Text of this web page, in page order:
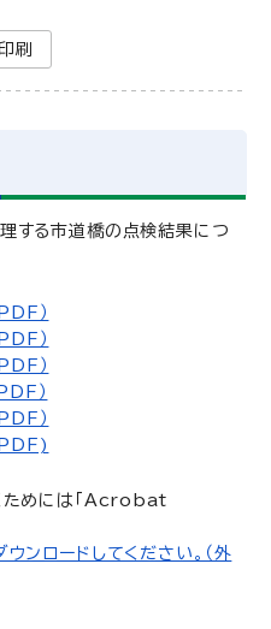
刷
する市道橋の点検結果につ
）
）
）
）
）
ためには「Acrobat
ンロードしてください。（外